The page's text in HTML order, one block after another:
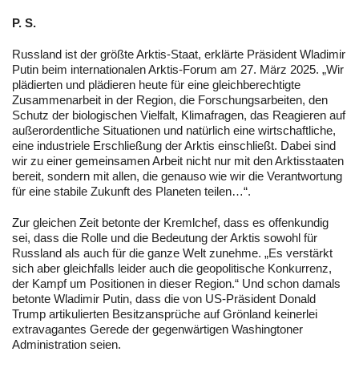
P. S.
Russland ist der größte Arktis-Staat, erklärte Präsident Wladimir
Putin beim internationalen Arktis-Forum am 27. März 2025. „Wir
plädierten und plädieren heute für eine gleichberechtigte
Zusammenarbeit in der Region, die Forschungsarbeiten, den
Schutz der biologischen Vielfalt, Klimafragen, das Reagieren auf
außerordentliche Situationen und natürlich eine wirtschaftliche,
eine industriele Erschließung der Arktis einschließt. Dabei sind
wir zu einer gemeinsamen Arbeit nicht nur mit den Arktisstaaten
bereit, sondern mit allen, die genauso wie wir die Verantwortung
für eine stabile Zukunft des Planeten teilen…“.
Zur gleichen Zeit betonte der Kremlchef, dass es offenkundig
sei, dass die Rolle und die Bedeutung der Arktis sowohl für
Russland als auch für die ganze Welt zunehme. „Es verstärkt
sich aber gleichfalls leider auch die geopolitische Konkurrenz,
der Kampf um Positionen in dieser Region.“ Und schon damals
betonte Wladimir Putin, dass die von US-Präsident Donald
Trump artikulierten Besitzansprüche auf Grönland keinerlei
extravagantes Gerede der gegenwärtigen Washingtoner
Administration seien.